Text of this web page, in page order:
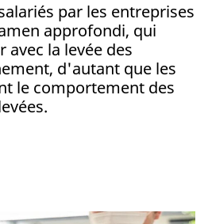
par les entreprises
approfondi, qui
avec la levée des
d'autant que les
le comportement des